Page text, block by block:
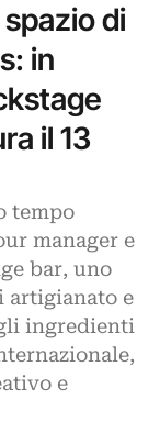
di
in
il 13
tempo
manager e
bar, uno
artigianato e
ingredienti
e